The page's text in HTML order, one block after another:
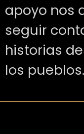
apoyo nos
seguir
historias
los pueblos.